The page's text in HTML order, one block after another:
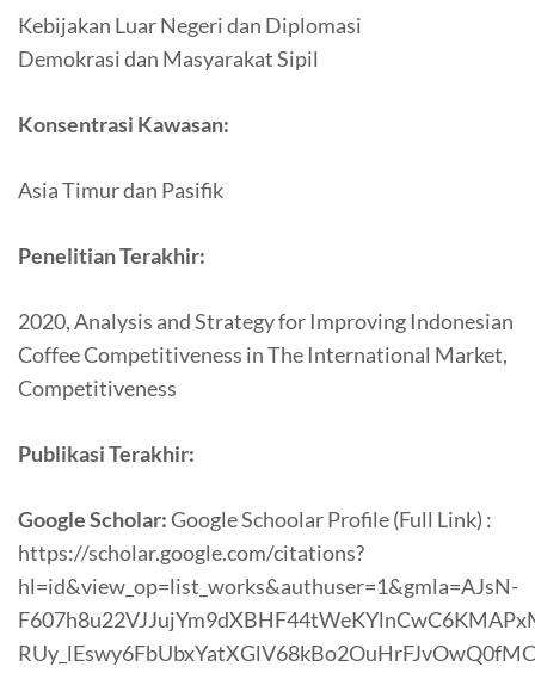
Kebijakan Luar Negeri dan Diplomasi
Demokrasi dan Masyarakat Sipil
Konsentrasi Kawasan:
Asia Timur dan Pasifik
Penelitian Terakhir:
2020, Analysis and Strategy for Improving Indonesian
Coffee Competitiveness in The International Market,
Competitiveness
Publikasi Terakhir:
Google Scholar:Google Schoolar Profile (Full Link) :
https://scholar.google.com/citations?
hl=id&view_op=list_works&authuser=1&gmla=AJsN-